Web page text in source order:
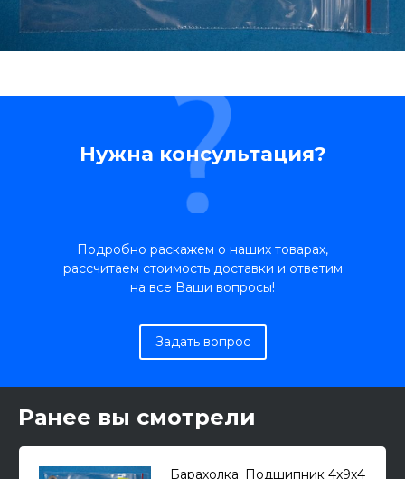
Нужна консультация?
Подробно раскажем о наших товарах,
рассчитаем стоимость доставки и ответим
на все Ваши вопросы!
Задать вопрос
Ранее вы смотрели
Барахолка: Подшипник 4x9x4